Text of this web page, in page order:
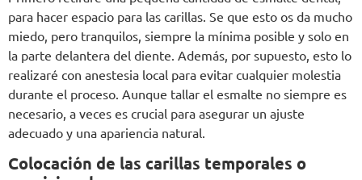
para hacer espacio para las carillas. Se que esto os da mucho
miedo, pero tranquilos, siempre la mínima posible y solo en
la parte delantera del diente. Además, por supuesto, esto lo
realizaré con anestesia local para evitar cualquier molestia
durante el proceso. Aunque tallar el esmalte no siempre es
necesario, a veces es crucial para asegurar un ajuste
adecuado y una apariencia natural.
Colocación de las carillas temporales o